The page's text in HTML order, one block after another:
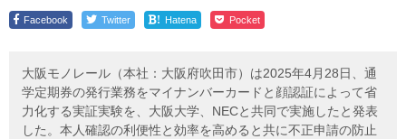
Facebook Twitter ! Hatena Pocket
大阪モノレール（本社：大阪府吹田市）は2025年4月28日、通
学定期券の発行業務をマイナンバーカードと顔認証によって省
力化する実証実験を、大阪大学、NECと共同で実施したと発表
した。本人確認の利便性と効率を高めると共に不正申請の防止